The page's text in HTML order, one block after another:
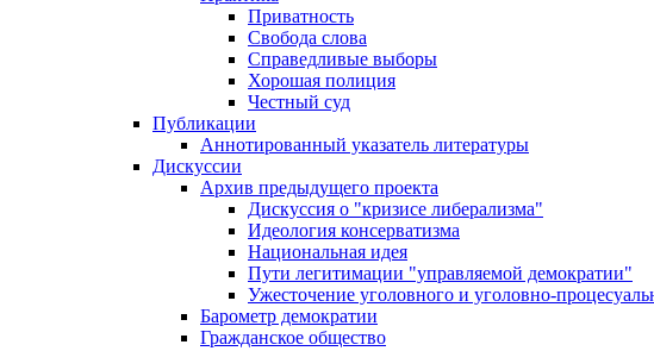
Приватность
Свобода слова
Справедливые выборы
Хорошая полиция
Честный суд
Публикации
Аннотированный указатель литературы
Дискуссии
Архив предыдущего проекта
Дискуссия о "кризисе либерализма"
Идеология консерватизма
Национальная идея
Пути легитимации "управляемой демократии"
Ужесточение уголовного и уголовно-
Барометр демократии
Гражданское общество